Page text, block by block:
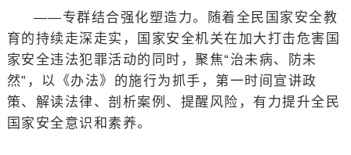
——专群结合强化塑造力。随着全民国家安全教
育的持续走深走实，国家安全机关在加大打击危害国
家安全违法犯罪活动的同时，聚焦“治未病、防未
然”，以《办法》的施行为抓手，第一时间宣讲政
策、解读法律、剖析案例、提醒风险，有力提升全民
国家安全意识和素养。